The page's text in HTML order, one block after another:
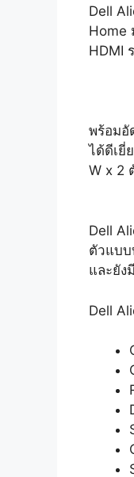
Dell
Home
HDMI
พร้อมอั
ได้ดีเยี่
W x 2
Dell
ตัวแบบ
และยัง
Dell